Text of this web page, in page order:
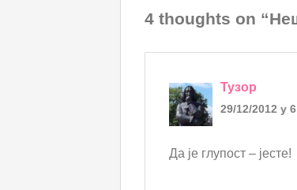
4 thoughts on
Тузор
29/12/2012 у
Да је глупост – јесте!